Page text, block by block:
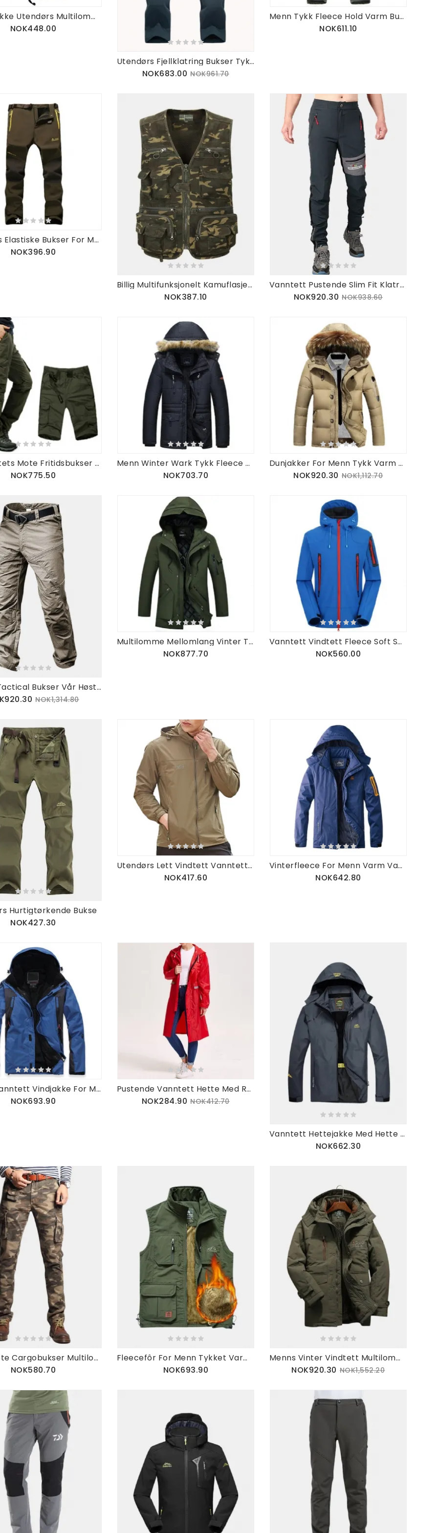
Herre Tykke Utendørs Multilommer Polar Fleece Fôret Bomull Cargobukser
NOK448.00
Utendørs Fjellklatring Bukser Tykk Fleece Varme Bukser Herre Pustende Hurtigtørkende Softshell Bukse
NOK683.00 NOK961.70
Menn Tykk Fleece Hold Varm Bukser Vanntett Hurtigtørkende Camping Klatring Vandring Soft Shell Bukser
NOK611.10
Utendørs Elastiske Bukser For Menn Uformelle Vanntett Varm Tykk Soft Shell Lovers Assault Bukser
NOK396.90
Billig Multifunksjonelt Kamuflasjemønster For Menn Hurtigtørrende Utendørs Fiskevest
NOK387.10
Vanntett Pustende Slim Fit Klatrebukse
NOK920.30 NOK938.60
Høykvalitets Mote Fritidsbukser Dressbukser Taktikk Trou
NOK775.50
Menn Winter Wark Tykk Fleece Varm Lodne Hette Utendørs Jakke Parkas
NOK703.70
Dunjakker For Menn Tykk Varm Pelskrage Hetteparkas Puffer
NOK920.30 NOK1,112.70
Archon Tactical Bukser Vår Høst Utendørs Muti-lommer Vanntett Overall Arbeidsbukser For Menn
NOK1,314.80
Multilomme Mellomlang Vinter Tykk Varm Jakke For Menn
NOK877.70
Vanntett Vindtett Fleece Soft Shell Utendørsjakke
NOK560.00
Hurtigtørkende Bukse
NOK427.30
Utendørs Lett Vindtett Vanntett Hurtigtørrende Jakke
NOK417.60
Vinterfleece For Menn Varm Vanntett Vindtett Utendørsjakke
NOK642.80
Todelt Vanntett Vindjakke For Menn Utendørs Skijakke
NOK693.90
Pustende Vanntett Hette Med Reflekterende Stripe Regnfrakk For Menn
NOK284.90 NOK412.70
Vanntett Hettejakke Med Hette For Menn
NOK662.30
Herremote Cargobukser Multilommer Utendørsbukser
NOK580.70
Fleecefôr For Menn Tykket Varme Multilommer Utendørsvest
NOK693.90
Menns Vinter Vindtett Multilommer Glidelås Tykk Løs Komfortabel
NOK920.30 NOK1,552.20